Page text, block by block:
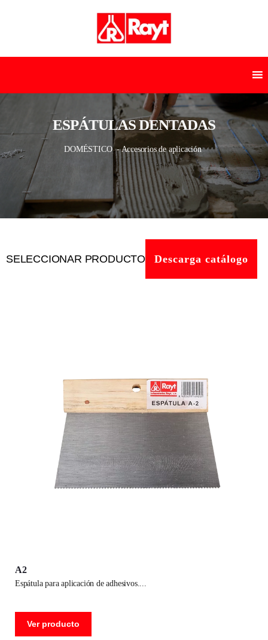
ESPÁTULAS DENTADAS
DOMÉSTICO- Accesorios de aplicación
SELECCIONAR PRODUCTO Descarga catálogo
A2
espátula para aplicación de adhesivos.
Ver producto